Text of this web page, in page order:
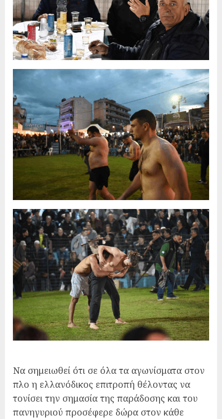
Να σημειωθεί ότι σε όλα τα αγωνίσματα στον
πλο η ελλανόδικος επιτροπή θέλοντας να
τονίσει την σημασία της παράδοσης και του
πανηγυριού προσέφερε δώρα στον κάθε